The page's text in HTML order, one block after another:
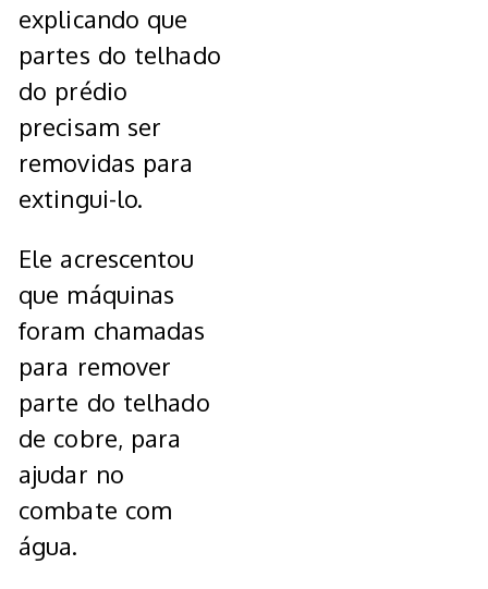
explicando que
partes do telhado
do prédio
precisam ser
removidas para
extingui-lo.
Ele acrescentou
que máquinas
foram chamadas
para remover
parte do telhado
de cobre, para
ajudar no
combate com
água.